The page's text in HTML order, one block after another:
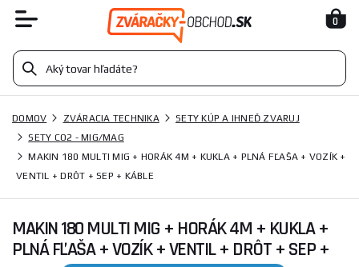
0
DOMOV ZVÁRACIA TECHNIKA
SETY KÚP A IHNEĎ ZVARUJ
SETY CO2 - MIG/MAG
MAKIN 180 MULTI MIG + HORÁK 4M + KUKLA + PLNÁ FĽAŠA + VOZÍK +
VENTIL + DRÔT + SEP + KÁBLE
MAKIN 180 MULTI MIG + HORÁK 4M + KUKLA +
PLNÁ FĽAŠA + VOZÍK + VENTIL + DRÔT + SEP +